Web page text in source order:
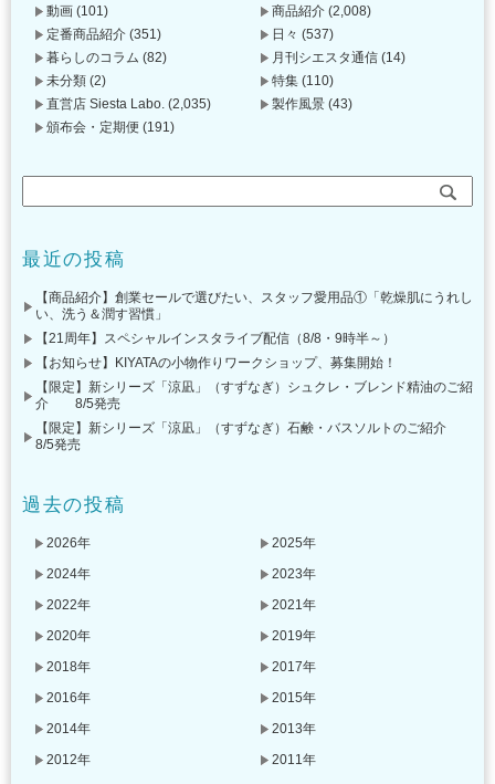
動画 (101) 商品紹介 (2,008)
定番商品紹介 (351) 日々 (537)
暮らしのコラム (82) 月刊シエスタ通信 (14)
未分類 (2) 特集 (110)
直営店 Siesta Labo. (2,035) 製作風景 (43)
頒布会・定期便 (191)
最近の投稿
【商品紹介】創業セールで選びたい、スタッフ愛用品①「乾燥肌にうれし
い、洗う＆潤す習慣」
【21周年】スペシャルインスタライブ配信（8/8・9時半～）
【お知らせ】KIYATAの小物作りワークショップ、募集開始！
【限定】新シリーズ「涼凪」（すずなぎ）シュクレ・ブレンド精油のご紹
介 8/5発売
【限定】新シリーズ「涼凪」（すずなぎ）石鹸・バスソルトのご紹介
8/5発売
過去の投稿
2026年
2025年
2024年
2023年
2022年
2021年
2020年
2019年
2018年
2017年
2016年
2015年
2014年
2013年
2012年
2011年